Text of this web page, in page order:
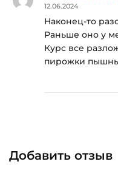
12.06.2024
Наконец-то
Раньше оно у
Курс все
пирожки
Добавить отзыв